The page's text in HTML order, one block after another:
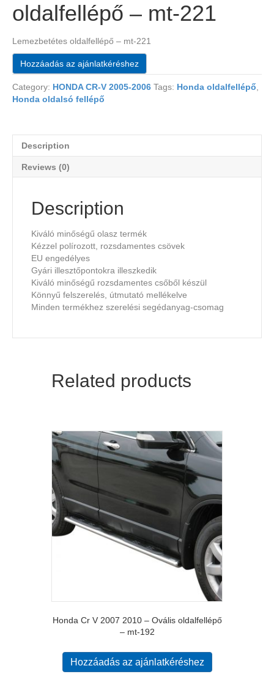
oldalfellépő – mt-221
Lemezbetétes oldalfellépő – mt-221
Hozzáadás az ajánlatkéréshez
Category: HONDA CR-V 2005-2006 Tags: Honda oldalfellépő,
Honda oldalsó fellépő
Description
Reviews (0)
Description
Kiváló minőségű olasz termék
Kézzel polírozott, rozsdamentes csövek
EU engedélyes
Gyári illesztőpontokra illeszkedik
Kiváló minőségű rozsdamentes csőből készül
Könnyű felszerelés, útmutató mellékelve
Minden termékhez szerelési segédanyag-csomag
Related products
Honda Cr V 2007 2010 – Ovális oldalfellépő
– mt-192
Hozzáadás az ajánlatkéréshez